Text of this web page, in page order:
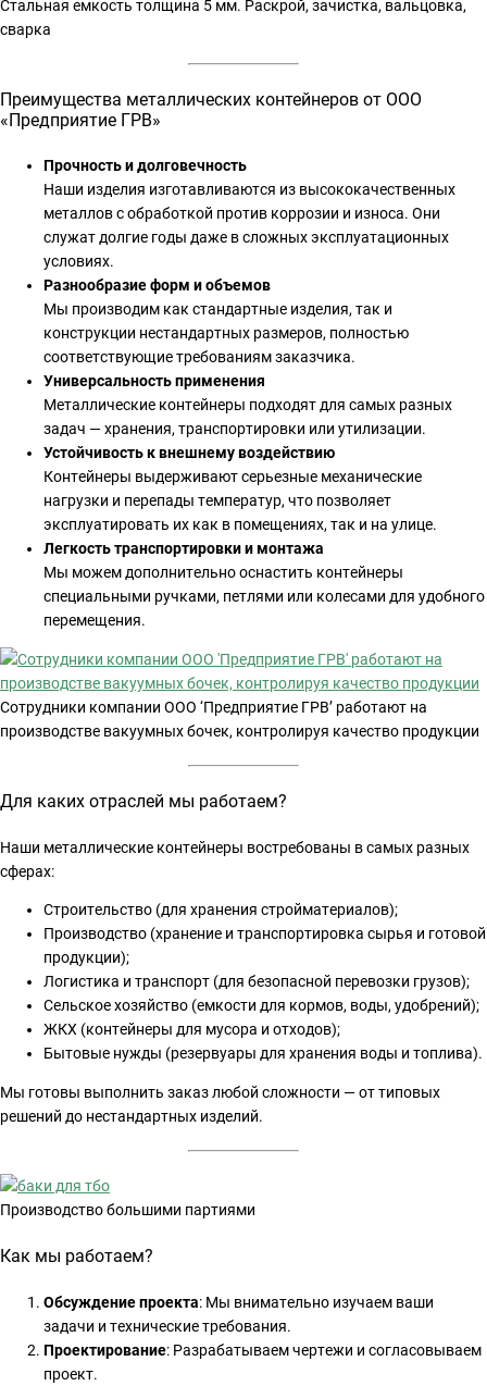
Стальная емкость толщина 5 мм. Раскрой, зачистка, вальцовка,
сварка
Преимущества металлических контейнеров от ООО
«Предприятие ГРВ»
Прочность и долговечность
Наши изделия изготавливаются из высококачественных
металлов с обработкой против коррозии и износа. Они
служат долгие годы даже в сложных эксплуатационных
условиях.
Разнообразие форм и объемов
Мы производим как стандартные изделия, так и
конструкции нестандартных размеров, полностью
соответствующие требованиям заказчика.
Универсальность применения
Металлические контейнеры подходят для самых разных
задач — хранения, транспортировки или утилизации.
Устойчивость к внешнему воздействию
Контейнеры выдерживают серьезные механические
нагрузки и перепады температур, что позволяет
эксплуатировать их как в помещениях, так и на улице.
Легкость транспортировки и монтажа
Мы можем дополнительно оснастить контейнеры
специальными ручками, петлями или колесами для удобного
перемещения.
Сотрудники компании ООО ‘Предприятие ГРВ’ работают на
производстве вакуумных бочек, контролируя качество продукции
Для каких отраслей мы работаем?
Наши металлические контейнеры востребованы в самых разных
сферах:
Строительство (для хранения стройматериалов);
Производство (хранение и транспортировка сырья и готовой
продукции);
Логистика и транспорт (для безопасной перевозки грузов);
Сельское хозяйство (емкости для кормов, воды, удобрений);
ЖКХ (контейнеры для мусора и отходов);
Бытовые нужды (резервуары для хранения воды и топлива).
Мы готовы выполнить заказ любой сложности — от типовых
решений до нестандартных изделий.
Производство большими партиями
Как мы работаем?
Обсуждение проекта: Мы внимательно изучаем ваши
задачи и технические требования.
Проектирование: Разрабатываем чертежи и согласовываем
проект.